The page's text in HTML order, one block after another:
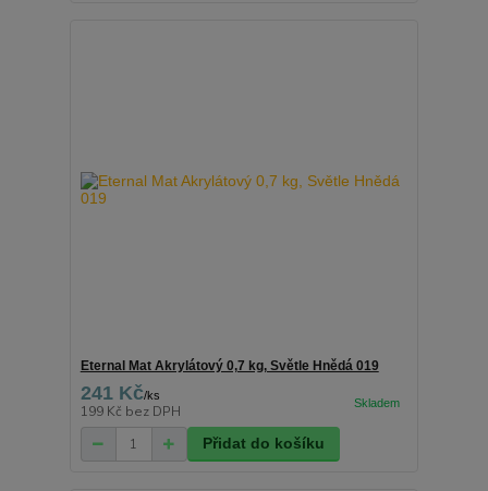
Eternal Mat Akrylátový 0,7 kg, Světle Hnědá 019
241 Kč/ks
199 Kč bez DPH
Přidat do košíku